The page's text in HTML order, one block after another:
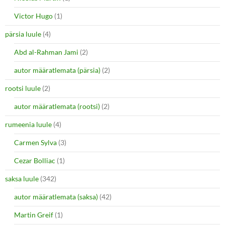
Victor Hugo (1)
pärsia luule (4)
Abd al-Rahman Jami (2)
autor määratlemata (pärsia) (2)
rootsi luule (2)
autor määratlemata (rootsi) (2)
rumeenia luule (4)
Carmen Sylva (3)
Cezar Bolliac (1)
saksa luule (342)
autor määratlemata (saksa) (42)
Martin Greif (1)